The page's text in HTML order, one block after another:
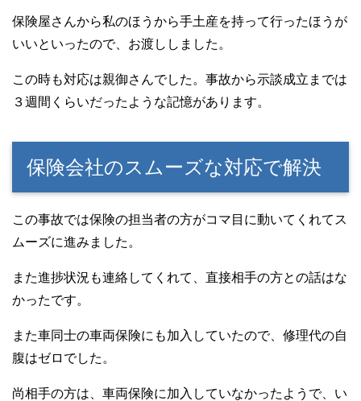
保険屋さんから私のほうから手土産を持って行ったほうが
いいといったので、お渡ししました。
この時も対応は親御さんでした。事故から示談成立までは
３週間くらいだったような記憶があります。
保険会社のスムーズな対応で解決
この事故では保険の担当者の方がコマ目に動いてくれてス
ムーズに進みました。
また進捗状況も連絡してくれて、直接相手の方との話はな
かったです。
また車同士の車両保険にも加入していたので、修理代の自
腹はゼロでした。
尚相手の方は、車両保険に加入していなかったようで、い